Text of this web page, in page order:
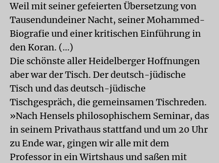
Weil mit seiner gefeierten Übersetzung von
Tausendundeiner Nacht, seiner Mohammed-
Biografie und einer kritischen Einführung in
den Koran. (…)
Die schönste aller Heidelberger Hoffnungen
aber war der Tisch. Der deutsch-jüdische
Tisch und das deutsch-jüdische
Tischgespräch, die gemeinsamen Tischreden.
»Nach Hensels philosophischem Seminar, das
in seinem Privathaus stattfand und um 20 Uhr
zu Ende war, gingen wir alle mit dem
Professor in ein Wirtshaus und saßen mit